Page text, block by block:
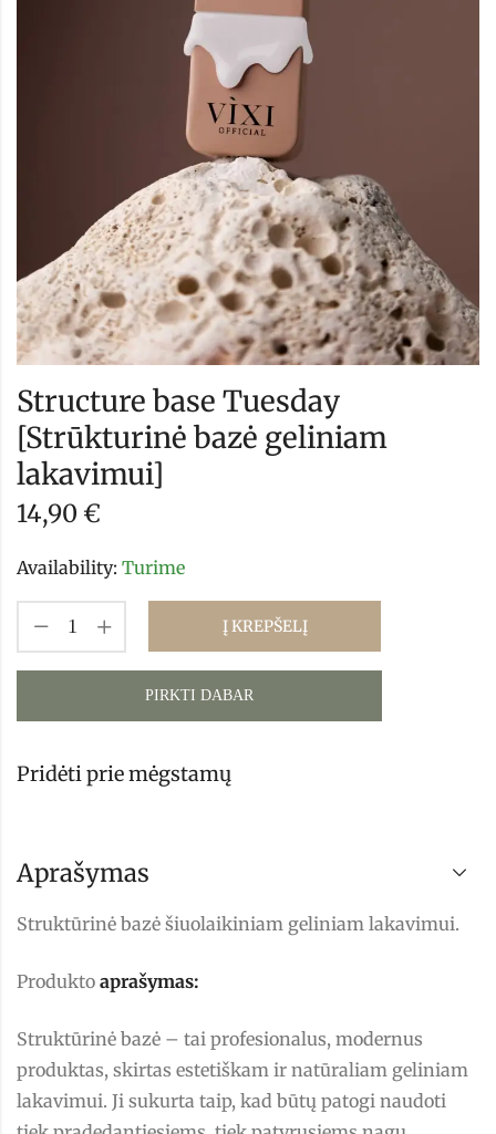
Structure base Tuesday
[Strūkturinė bazė geliniam
lakavimui]
14,90 €
Availability: Turime
Į KREPŠELĮ
PIRKTI DABAR
Pridėti prie mėgstamų
Aprašymas
Struktūrinė bazė šiuolaikiniam geliniam lakavimui.
Produkto aprašymas:
Struktūrinė bazė – tai profesionalus, modernus
produktas, skirtas estetiškam ir natūraliam geliniam
lakavimui. Ji sukurta taip, kad būtų patogi naudoti